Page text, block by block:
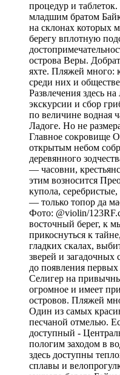
процедур и
младшим братом
на склонах которых
берегу вплотную
острова Веры.
яхте. Пляжей много:
среди них и
Развлечения здесь
экскурсии и сбор
по величине водная
Ладоге. Но не
Главное сокровище
открытым небом
деревянного
— часовни,
этим возносится
купола,
— только топор да
Фото: @violin/
восточный берег, к
прикоснуться к
гладких скалах,
зверей и загадочных
до появления
Селигер на
огромное и имеет
островов. Пляжей
Один из самых
песчаной отмелью.
доступный -
пологим заходом в
здесь доступны
сплавы и